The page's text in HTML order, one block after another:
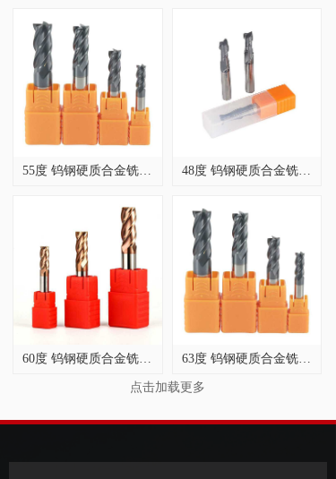
55度 钨钢硬质合金铣刀，螺旋角 35 度 48度 钨钢硬质合金铣刀，螺旋角 35 度
63度 钨钢硬质合金铣刀，螺旋角 35 度
点击加载更多